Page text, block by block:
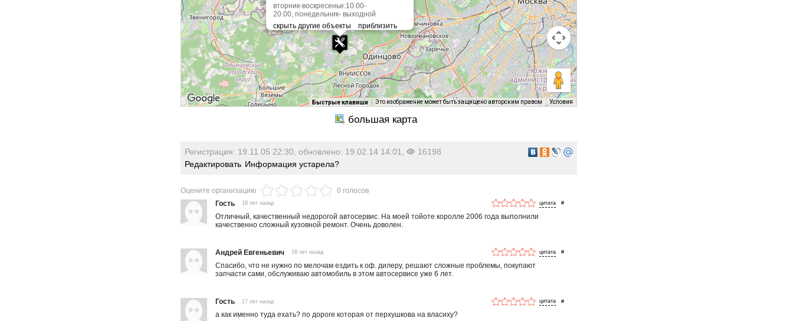
вторник-воскресенье:10.00-
20.00, понедельник- выходной
Быстрые клавиши Это изображение может быть защищено авторским правом Условия
Регистрация: 19.11.05 22:30, обновлено: 19.02.14 14:01,
16198
Редактировать Информация устарела?
Оцените организацию
0 голосов
Гость
18 лет назад #
Отличный, качественный недорогой автосервис. На моей тойоте королле 2006 года выполнили
качественно сложный кузовной ремонт. Очень доволен.
Андрей Евгеньевич 18 лет назад #
Спасибо, что не нужно по мелочам ездить к оф. дилеру, решают сложные проблемы, покупают
запчасти сами, обслуживаю автомобиль в этом автосервисе уже 6 лет.
Гость 17 лет назад #
а как именно туда ехать? по дороге которая от перхушкова на власиху?